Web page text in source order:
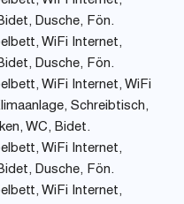
Dusche, Fön.
WiFi Internet,
Dusche, Fön.
WiFi Internet, WiFi
Schreibtisch,
WC, Bidet.
WiFi Internet,
Dusche, Fön.
WiFi Internet,